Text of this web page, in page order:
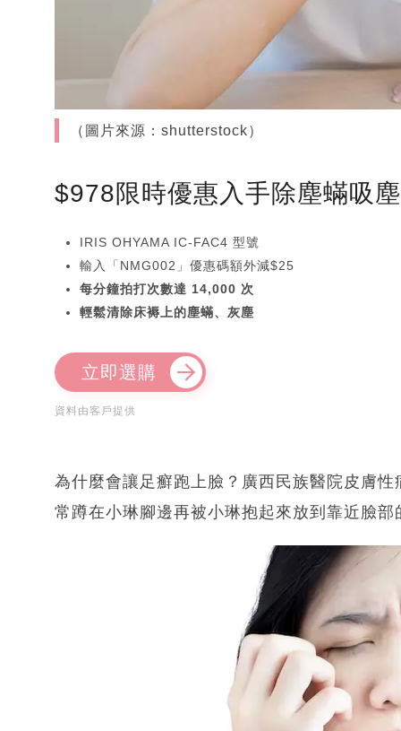
（圖片來源：shutterstock）
$978限時優惠入手除塵蟎吸
IRIS OHYAMA IC-FAC4 型號
輸入「NMG002」優惠碼額外減$25
每分鐘拍打次數達 14,000 次
輕鬆清除床褥上的塵蟎、灰塵
立即選購
資料由客戶提供
為什麼會讓足癬跑上臉？廣西民族醫院皮膚
常蹲在小琳腳邊再被小琳抱起來放到靠近臉